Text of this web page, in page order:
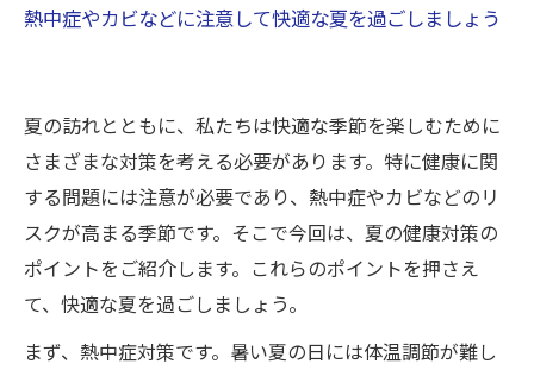
熱中症やカビなどに注意して快適な夏を過ごしましょう
夏の訪れとともに、私たちは快適な季節を楽しむために
さまざまな対策を考える必要があります。特に健康に関
する問題には注意が必要であり、熱中症やカビなどのリ
スクが高まる季節です。そこで今回は、夏の健康対策の
ポイントをご紹介します。これらのポイントを押さえ
て、快適な夏を過ごしましょう。
まず、熱中症対策です。暑い夏の日には体温調節が難し